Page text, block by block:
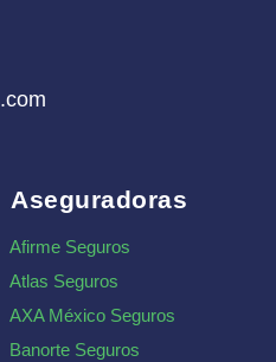
Aseguradoras
Afirme Seguros
Atlas Seguros
AXA México Seguros
Banorte Seguros